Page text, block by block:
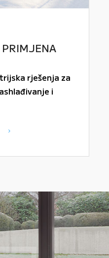
rješenja za
i